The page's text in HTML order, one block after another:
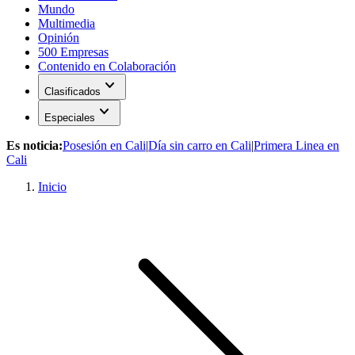
Mundo
Multimedia
Opinión
500 Empresas
Contenido en Colaboración
Clasificados expand_more
Especiales expand_more
Es noticia:Posesión en Cali|Día sin carro en Cali|Primera Linea en
Cali
Inicio